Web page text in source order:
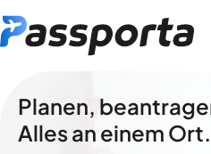
Planen,
Alles an einem Ort.